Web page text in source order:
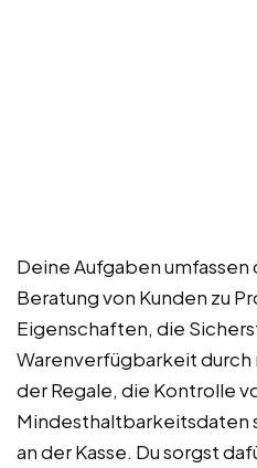
Deine Aufgaben
Beratung von Kunden zu
Eigenschaften, die
Warenverfügbarkeit
der Regale, die Kontrolle
Mindesthaltbarkeitsdaten
an der Kasse. Du sorgst